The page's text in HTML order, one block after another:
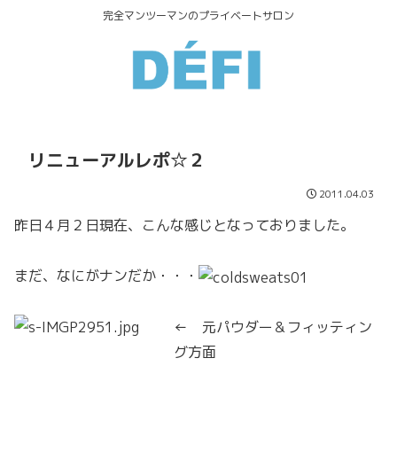
完全マンツーマンのプライベートサロン
リニューアルレポ☆２
2011.04.03
昨日４月２日現在、こんな感じとなっておりました。
まだ、なにがナンだか・・・
← 元パウダー＆フィッティン
グ方面